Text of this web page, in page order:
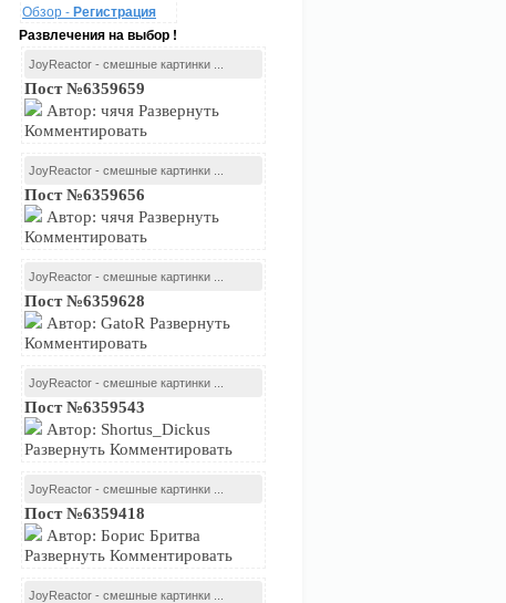
Обзор -Регистрация
Развлечения на выбор !
JoyReactor - смешные картинки ...
Пост №6359659
Автор: чячя Развернуть
Комментировать
JoyReactor - смешные картинки ...
Пост №6359656
Автор: чячя Развернуть
Комментировать
JoyReactor - смешные картинки ...
Пост №6359628
Автор: GatoR Развернуть
Комментировать
JoyReactor - смешные картинки ...
Пост №6359543
Автор: Shortus_Dickus
Развернуть Комментировать
JoyReactor - смешные картинки ...
Пост №6359418
Автор: Борис Бритва
Развернуть Комментировать
JoyReactor - смешные картинки ...